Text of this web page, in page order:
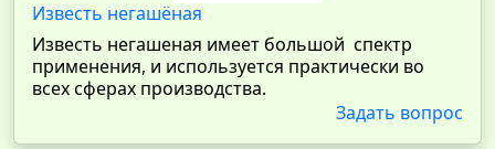
Известь негашёная
Известь негашеная имеет большой спектр
применения, и используется практически во
всех сферах производства.
Задать вопрос